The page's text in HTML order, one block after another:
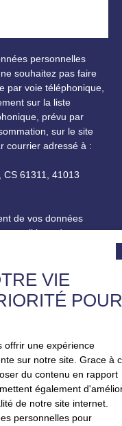
personnelles
souhaitez pas faire
par voie téléphonique,
sur la liste
prévu par
sur le site
courrier adressé à :
CS 61311, 41013
de vos données
politique de
VIE
POUR
offrir une expérience
sur notre site. Grace à
du contenu en rapport
également
de notre site internet.
personnelles pour